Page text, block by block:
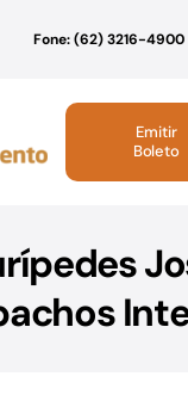
Fone: (62) 3216-4900
Emitir
Boleto